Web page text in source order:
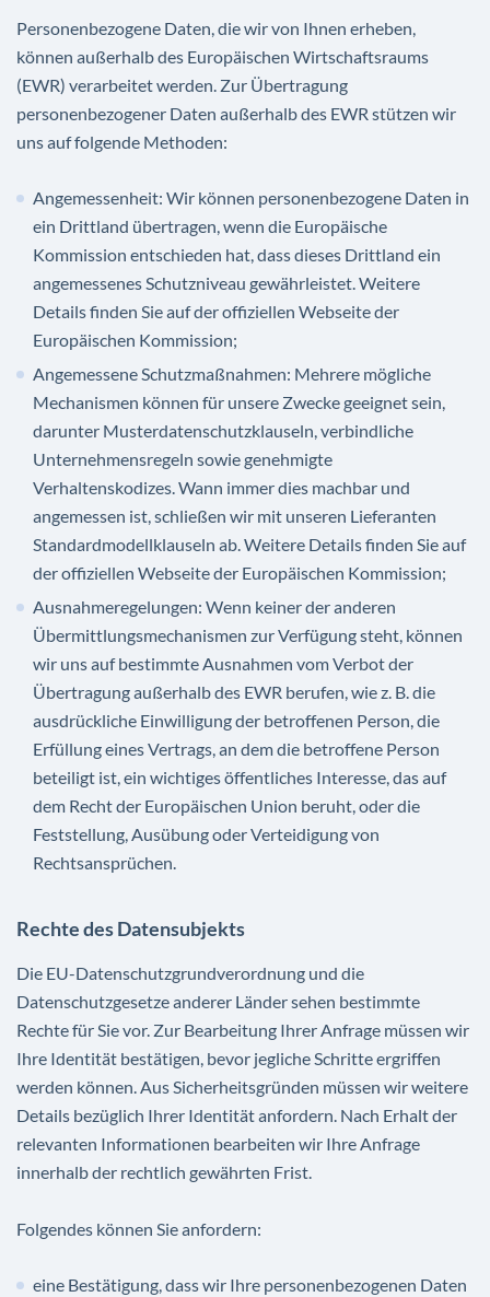
Personenbezogene Daten, die wir von Ihnen erheben,
können außerhalb des Europäischen Wirtschaftsraums
(EWR) verarbeitet werden. Zur Übertragung
personenbezogener Daten außerhalb des EWR stützen wir
uns auf folgende Methoden:
Angemessenheit: Wir können personenbezogene Daten in
ein Drittland übertragen, wenn die Europäische
Kommission entschieden hat, dass dieses Drittland ein
angemessenes Schutzniveau gewährleistet. Weitere
Details finden Sie auf der offiziellen Webseite der
Europäischen Kommission;
Angemessene Schutzmaßnahmen: Mehrere mögliche
Mechanismen können für unsere Zwecke geeignet sein,
darunter Musterdatenschutzklauseln, verbindliche
Unternehmensregeln sowie genehmigte
Verhaltenskodizes. Wann immer dies machbar und
angemessen ist, schließen wir mit unseren Lieferanten
Standardmodellklauseln ab. Weitere Details finden Sie auf
der offiziellen Webseite der Europäischen Kommission;
Ausnahmeregelungen: Wenn keiner der anderen
Übermittlungsmechanismen zur Verfügung steht, können
wir uns auf bestimmte Ausnahmen vom Verbot der
Übertragung außerhalb des EWR berufen, wie z. B. die
ausdrückliche Einwilligung der betroffenen Person, die
Erfüllung eines Vertrags, an dem die betroffene Person
beteiligt ist, ein wichtiges öffentliches Interesse, das auf
dem Recht der Europäischen Union beruht, oder die
Feststellung, Ausübung oder Verteidigung von
Rechtsansprüchen.
Rechte des Datensubjekts
Die EU-Datenschutzgrundverordnung und die
Datenschutzgesetze anderer Länder sehen bestimmte
Rechte für Sie vor. Zur Bearbeitung Ihrer Anfrage müssen wir
Ihre Identität bestätigen, bevor jegliche Schritte ergriffen
werden können. Aus Sicherheitsgründen müssen wir weitere
Details bezüglich Ihrer Identität anfordern. Nach Erhalt der
relevanten Informationen bearbeiten wir Ihre Anfrage
innerhalb der rechtlich gewährten Frist.
Folgendes können Sie anfordern:
eine Bestätigung, dass wir Ihre personenbezogenen Daten